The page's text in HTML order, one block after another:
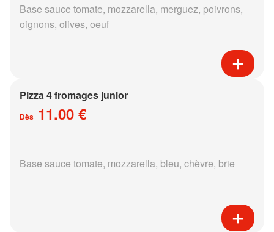
Base sauce tomate, mozzarella, merguez, poivrons,
oignons, olives, oeuf
Pizza 4 fromages junior
Dès 11.00 €
Base sauce tomate, mozzarella, bleu, chèvre, brie